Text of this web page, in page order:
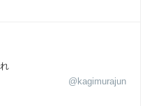
@kagimurajun